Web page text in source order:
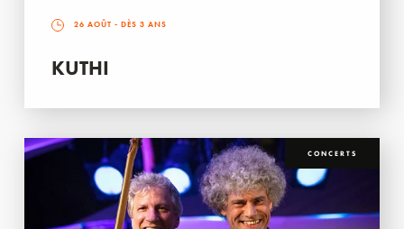
26 AOÛT - DÈS 3 ANS
KUTHI
CONCERTS